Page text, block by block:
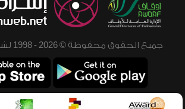
جميع الحقوق محفوظة © 2026 - 1998 لشبكة إسلام ويب